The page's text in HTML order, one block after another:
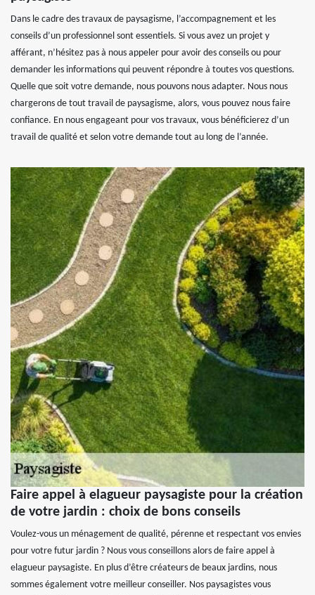
Dans le cadre des travaux de paysagisme, l’accompagnement et les
conseils d’un professionnel sont essentiels. Si vous avez un projet y
afférant, n’hésitez pas à nous appeler pour avoir des conseils ou pour
demander les informations qui peuvent répondre à toutes vos questions.
Quelle que soit votre demande, nous pouvons nous adapter. Nous nous
chargerons de tout travail de paysagisme, alors, vous pouvez nous faire
confiance. En nous engageant pour vos travaux, vous bénéficierez d’un
travail de qualité et selon votre demande tout au long de l’année.
Faire appel à elagueur paysagiste pour la création
de votre jardin : choix de bons conseils
Voulez-vous un ménagement de qualité, pérenne et respectant vos envies
pour votre futur jardin ? Nous vous conseillons alors de faire appel à
elagueur paysagiste. En plus d’être créateurs de beaux jardins, nous
sommes également votre meilleur conseiller. Nos paysagistes vous